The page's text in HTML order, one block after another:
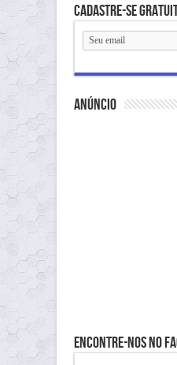
Cadastre-se
anúncio
Encontre-nos no